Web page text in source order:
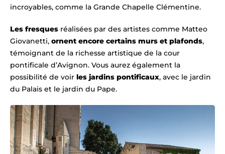
incroyables, comme la Grande Chapelle Clémentine.
Les fresques réalisées par des artistes comme Matteo
Giovanetti, ornent encore certains murs et plafonds,
témoignant de la richesse artistique de la cour
pontificale d’Avignon. Vous aurez également la
possibilité de voir les jardins pontificaux, avec le jardin
du Palais et le jardin du Pape.